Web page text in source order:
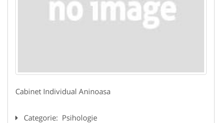
Cabinet Individual Aninoasa
Categorie: Psihologie